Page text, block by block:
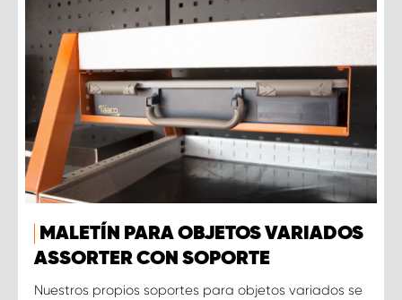
MALETÍN PARA OBJETOS VARIADOS
ASSORTER CON SOPORTE
Nuestros propios soportes para objetos variados se